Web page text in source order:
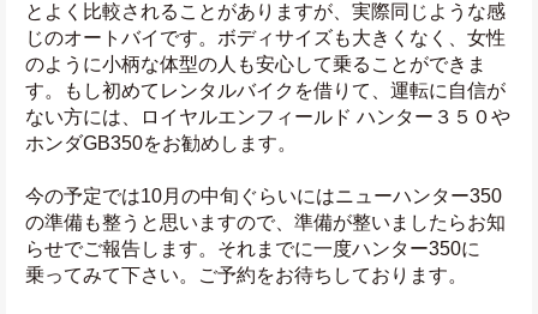
とよく比較されることがありますが、実際同じような感
じのオートバイです。ボディサイズも大きくなく、女性
のように小柄な体型の人も安心して乗ることができま
す。もし初めてレンタルバイクを借りて、運転に自信が
ない方には、ロイヤルエンフィールド ハンター３５０や
ホンダGB350をお勧めします。
今の予定では10月の中旬ぐらいにはニューハンター350
の準備も整うと思いますので、準備が整いましたらお知
らせでご報告します。それまでに一度ハンター350に
乗ってみて下さい。ご予約をお待ちしております。